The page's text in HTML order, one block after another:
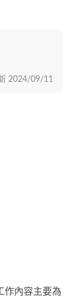
2024/09/11
作內容主要為